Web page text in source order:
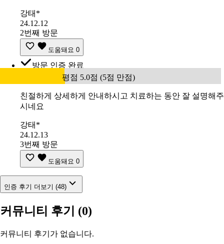
강태*
24.12.12
2번째 방문
도움돼요 0
방문 인증 완료
평점 5.0점 (5점 만점)
친절하게 상세하게 안내하시고 치료하는 동안 잘 설명해주
시네요
강태*
24.12.13
3번째 방문
도움돼요 0
인증 후기 더보기 (48)
커뮤니티 후기 (0)
커뮤니티 후기가 없습니다.